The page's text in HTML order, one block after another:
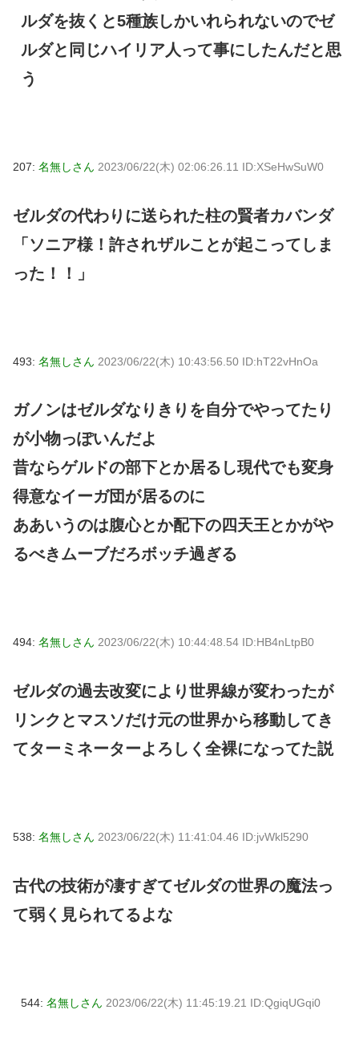
ルダを抜くと5種族しかいれられないのでゼ
ルダと同じハイリア人って事にしたんだと思
う
207: 名無しさん 2023/06/22(木) 02:06:26.11 ID:XSeHwSuW0
ゼルダの代わりに送られた柱の賢者カバンダ
「ソニア様！許されザルことが起こってしま
った！！」
493: 名無しさん 2023/06/22(木) 10:43:56.50 ID:hT22vHnOa
ガノンはゼルダなりきりを自分でやってたり
が小物っぽいんだよ
昔ならゲルドの部下とか居るし現代でも変身
得意なイーガ団が居るのに
ああいうのは腹心とか配下の四天王とかがや
るべきムーブだろボッチ過ぎる
494: 名無しさん 2023/06/22(木) 10:44:48.54 ID:HB4nLtpB0
ゼルダの過去改変により世界線が変わったが
リンクとマスソだけ元の世界から移動してき
てターミネーターよろしく全裸になってた説
538: 名無しさん 2023/06/22(木) 11:41:04.46 ID:jvWkl5290
古代の技術が凄すぎてゼルダの世界の魔法っ
て弱く見られてるよな
544: 名無しさん 2023/06/22(木) 11:45:19.21 ID:QgiqUGqi0